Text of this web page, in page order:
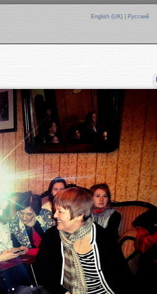
English (UK)
Русский